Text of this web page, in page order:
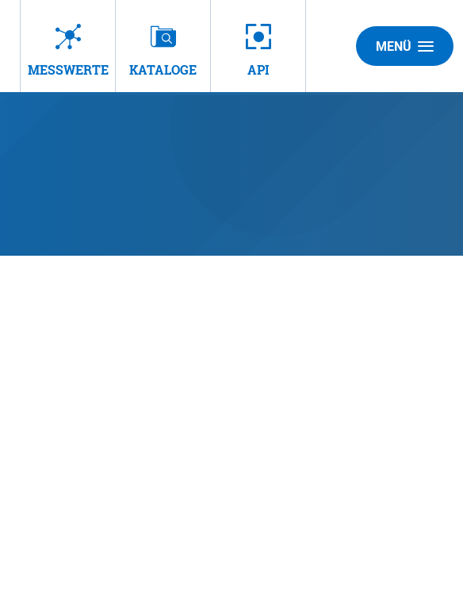
MESSWERTE KATALOGE API
MENÜ